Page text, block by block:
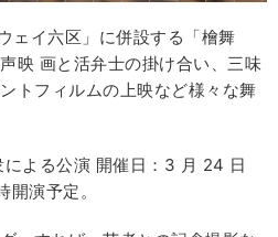
ェイ六区」に併設する「檜舞
映 画と活弁士の掛け合い、三味
トフィルムの上映など様々な舞
よる公演 開催日：3 月 24 日
開演予定。